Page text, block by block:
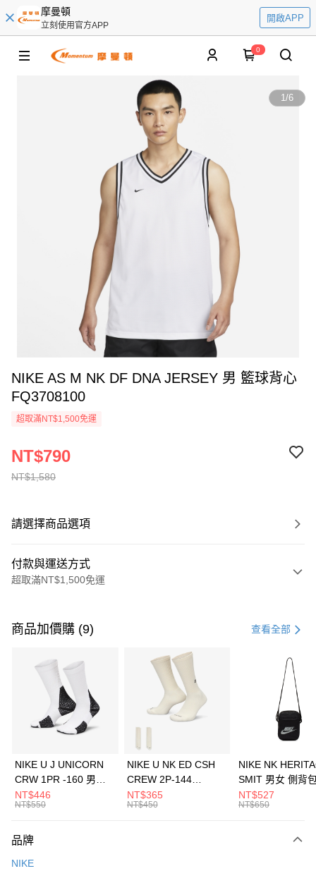
摩曼頓
立刻使用官方APP
開啟APP
0
1/6
NIKE AS M NK DF DNA JERSEY 男 籃球背心
FQ3708100
超取滿NT$1,500免運
NT$1,580
NT$790
請選擇商品選項
付款與運送方式
超取滿NT$1,500免運
信用卡一次付款
3 期 0 利率 每期 21家銀行
合作金庫商業銀行
第一商業銀行
華南商業銀行
彰化商業銀行
上海商業儲蓄銀行
元大商業銀行
台灣樂天信用卡公司
Apple Pay
全盈+PAY
AFTEE先享後付
【關於「AFTEE先享後付」】
便利好安心！
運送方式
商品加價購 (9) 查看全部
NIKE U J UNICORN
CRW 1PR -160 男女
中統襪 FZ3393100
NT$446
NT$550
NIKE U NK ED CSH
CREW 2P-144
EMBRDY 男女 短統襪
FZ3073133
NT$365
NT$450
NIKE NK
SMIT 男女 側背
BA5871010
NT$527
NT$650
品牌
NIKE